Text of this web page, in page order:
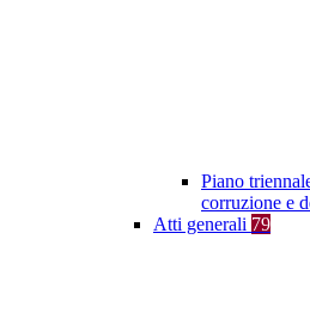
Piano
corruzione e
Atti generali 79